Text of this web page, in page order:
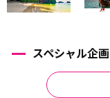
スペシャル企画